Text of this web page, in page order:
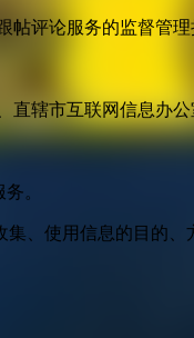
评论服务的监督管理
辖市互联网信息办公
。
、使用信息的目的、